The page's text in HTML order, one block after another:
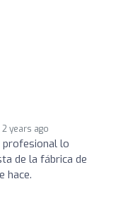
2 years ago
profesional lo
de la fábrica de
hace.